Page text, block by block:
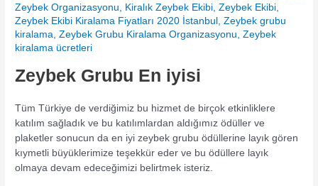
Zeybek Organizasyonu
Kiralık Zeybek Ekibi ,Zeybek Ekibi
Zeybek Ekibi Kiralama Fiyatları 2020 İstanbul
,Zeybek grubu
kiralama ,Zeybek Grubu Kiralama Organizasyonu ,Zeybek
kiralama ücretleri
Zeybek Grubu En iyisi
Tüm Türkiye de verdiğimiz bu hizmet de birçok etkinliklere
katılım sağladık ve bu katılımlardan aldığımız ödüller ve
plaketler sonucun da en iyi zeybek grubu ödüllerine layık gören
kıymetli büyüklerimize teşekkür eder ve bu ödüllere layık
olmaya devam edeceğimizi belirtmek isteriz.